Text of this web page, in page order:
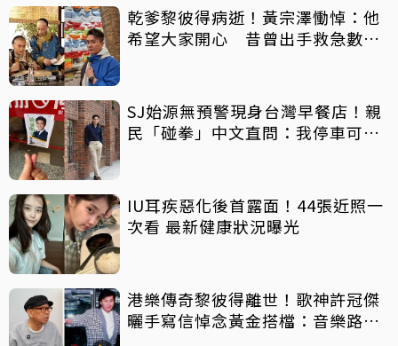
乾爹黎彼得病逝！黃宗澤慟悼：他
希望大家開心 昔曾出手救急數十
SJ始源無預警現身台灣早餐店！親
民「碰拳」中文直問：我停車可以
IU耳疾惡化後首露面！44張近照一
次看 最新健康狀況曝光
港樂傳奇黎彼得離世！歌神許冠傑
曬手寫信悼念黃金搭檔：音樂路上